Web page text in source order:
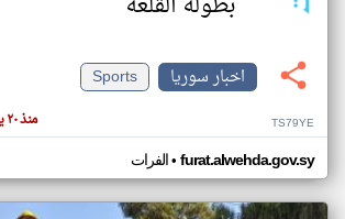
اخبار سوريا
Sports
منذ ٢٠ يوم TS79YE
الفرات• furat.alwehda.gov.sy